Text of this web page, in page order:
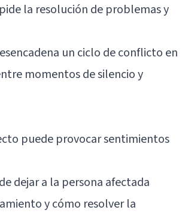
la resolución de problemas y
un ciclo de conflicto en
momentos de silencio y
puede provocar sentimientos
dejar a la persona afectada
y cómo resolver la